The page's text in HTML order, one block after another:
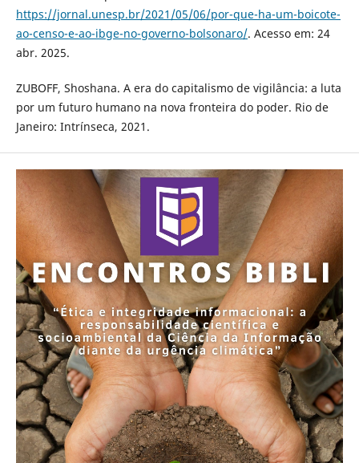
https://jornal.unesp.br/2021/05/06/por-que-ha-um-boicote-
ao-censo-e-ao-ibge-no-governo-bolsonaro/. Acesso em: 24
abr. 2025.
ZUBOFF, Shoshana. A era do capitalismo de vigilância: a luta
por um futuro humano na nova fronteira do poder. Rio de
Janeiro: Intrínseca, 2021.